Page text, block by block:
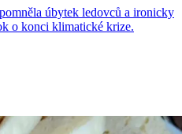
úbytek ledovců a ironicky
o konci klimatické krize.